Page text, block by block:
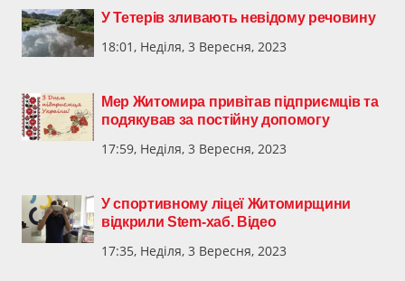
У Тетерів зливають невідому речовину
18:01, Неділя, 3 Вересня, 2023
Мер Житомира привітав підприємців та
подякував за постійну допомогу
17:59, Неділя, 3 Вересня, 2023
У спортивному ліцеї Житомирщини
відкрили Stem-хаб. Відео
17:35, Неділя, 3 Вересня, 2023